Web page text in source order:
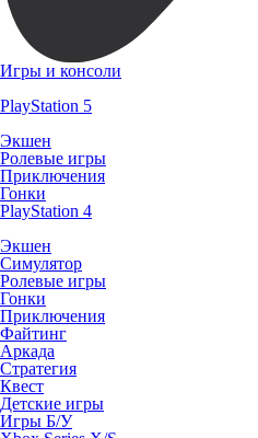
Игры и консоли
PlayStation 5
Экшен
Ролевые игры
Приключения
Гонки
PlayStation 4
Экшен
Симулятор
Ролевые игры
Гонки
Приключения
Файтинг
Аркада
Стратегия
Квест
Детские игры
Игры Б/У